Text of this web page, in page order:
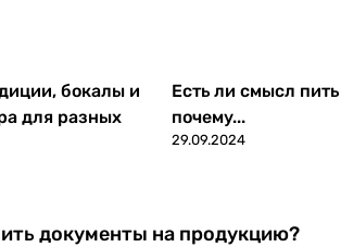
бокалы и
для разных
Есть ли смысл
почему...
29.09.2024
документы на продукцию?